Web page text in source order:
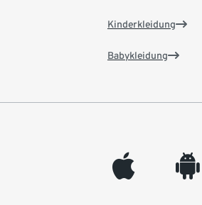
Kinderkleidung
Babykleidung
appleinc android